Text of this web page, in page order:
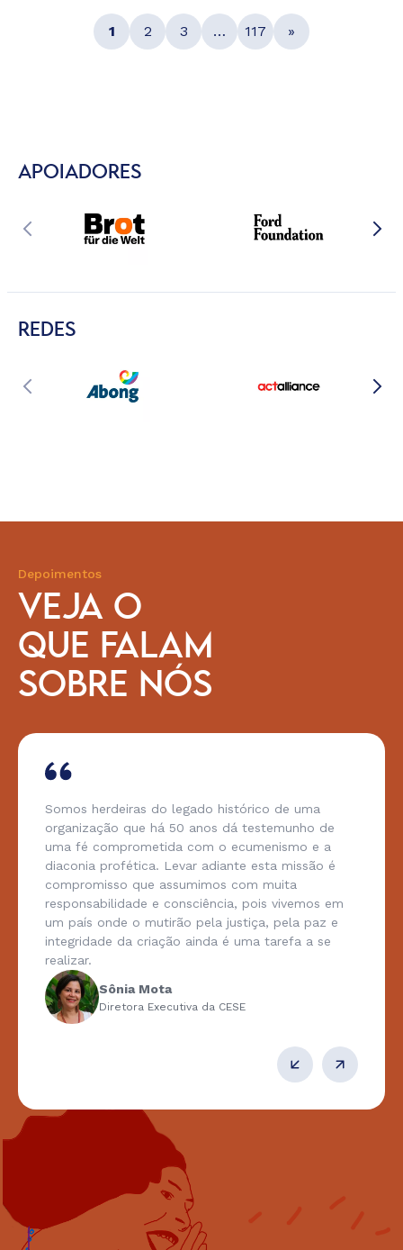
1 2 3 … 117 »
APOIADORES
REDES
Depoimentos
VEJA O
QUE FALAM
SOBRE NÓS
Somos herdeiras do legado histórico de uma
organização que há 50 anos dá testemunho de
uma fé comprometida com o ecumenismo e a
diaconia profética. Levar adiante esta missão é
compromisso que assumimos com muita
responsabilidade e consciência, pois vivemos em
um país onde o mutirão pela justiça, pela paz e
integridade da criação ainda é uma tarefa a se
realizar.
Sônia Mota
Diretora Executiva da CESE